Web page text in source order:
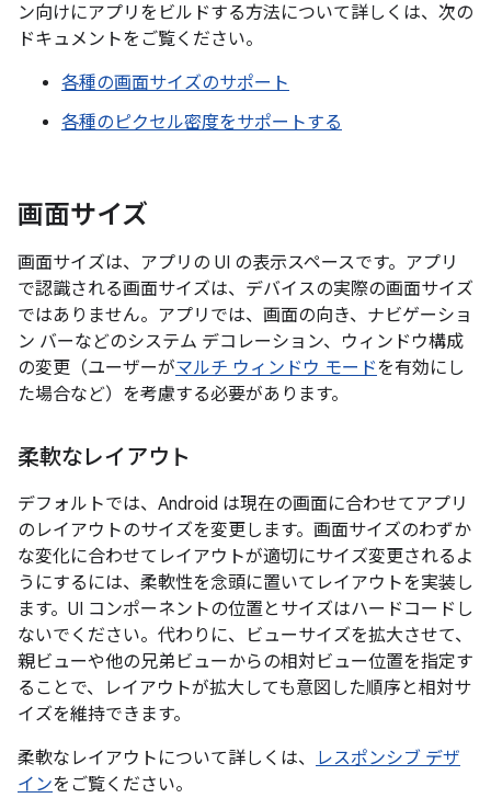
ン向けにアプリをビルドする方法について詳しくは、次の
ドキュメントをご覧ください。
各種の画面サイズのサポート
各種のピクセル密度をサポートする
画面サイズ
画面サイズは、アプリの UI の表示スペースです。アプリ
で認識される画面サイズは、デバイスの実際の画面サイズ
ではありません。アプリでは、画面の向き、ナビゲーショ
ン バーなどのシステム デコレーション、ウィンドウ構成
の変更（ユーザーがマルチ ウィンドウ モードを有効にし
た場合など）を考慮する必要があります。
柔軟なレイアウト
デフォルトでは、Android は現在の画面に合わせてアプリ
のレイアウトのサイズを変更します。画面サイズのわずか
な変化に合わせてレイアウトが適切にサイズ変更されるよ
うにするには、柔軟性を念頭に置いてレイアウトを実装し
ます。UI コンポーネントの位置とサイズはハードコードし
ないでください。代わりに、ビューサイズを拡大させて、
親ビューや他の兄弟ビューからの相対ビュー位置を指定す
ることで、レイアウトが拡大しても意図した順序と相対サ
イズを維持できます。
柔軟なレイアウトについて詳しくは、
レスポンシブ デザ
インをご覧ください。